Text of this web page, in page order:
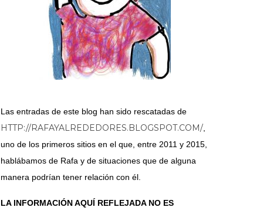
Las entradas de este blog han sido rescatadas de
HTTP://RAFAYALREDEDORES.BLOGSPOT.COM/
uno de los primeros sitios en el que, entre 2011 y 2015,
hablábamos de Rafa y de situaciones que de alguna
manera podrían tener relación con él.
LA INFORMACIÓN AQUÍ REFLEJADA NO ES